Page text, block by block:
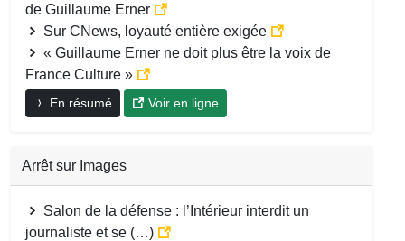
de Guillaume Erner
Sur CNews, loyauté entière exigée
« Guillaume Erner ne doit plus être la voix de
France Culture »
En résumé Voir en ligne
Arrêt sur Images
Salon de la défense : l’Intérieur interdit un
journaliste et se (…)